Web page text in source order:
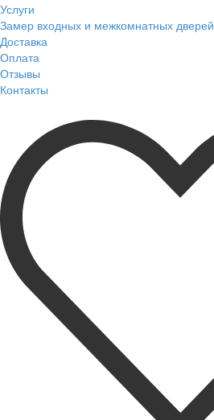
Услуги
Замер входных и межкомнатных дверей
Доставка
Оплата
Отзывы
Контакты